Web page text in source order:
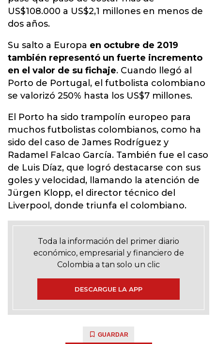
US$108.000 a US$2,1 millones en menos de
dos años.
Su salto a Europa en octubre de 2019
también representó un fuerte incremento
en el valor de su fichaje. Cuando llegó al
Porto de Portugal, el futbolista colombiano
se valorizó 250% hasta los US$7 millones.
El Porto ha sido trampolín europeo para
muchos futbolistas colombianos, como ha
sido del caso de James Rodríguez y
Radamel Falcao García. También fue el caso
de Luis Díaz, que logró destacarse con sus
goles y velocidad, llamando la atención de
Jürgen Klopp, el director técnico del
Liverpool, donde triunfa el colombiano.
Toda la información del primer diario
económico, empresarial y financiero de
Colombia a tan solo un clic
DESCARGUE LA APP
GUARDAR